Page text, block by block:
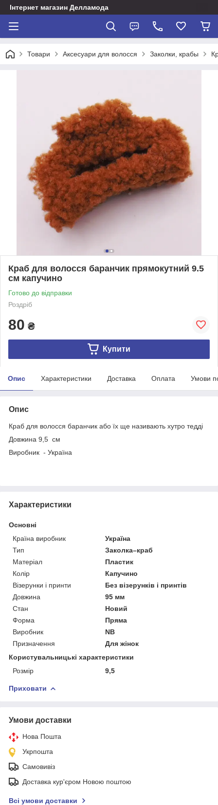
Інтернет магазин Делламода
Товари Аксесуари для волосся Заколки, крабы
Краб для волосся баранчик прямокутний 9.5
см капучино
Готово до відправки
Роздріб
80 ₴
Купити
Опис Характеристики Доставка Оплата Умови
Опис
Краб для волосся баранчик або їх ще називають хутро тедді
Довжина 9,5 см
Виробник - Україна
Характеристики
Основні
Країна виробник
Україна
Тип
Заколка–краб
Матеріал
Пластик
Колір
Капучино
Візерунки і принти
Без візерунків і принтів
Довжина
95 мм
Стан
Новий
Форма
Пряма
Виробник
NB
Призначення
Для жінок
Користувальницькі характеристики
Розмір
9,5
Приховати
Умови доставки
Нова Пошта
Укрпошта
Самовивіз
Доставка кур'єром Новою поштою
Всі умови доставки